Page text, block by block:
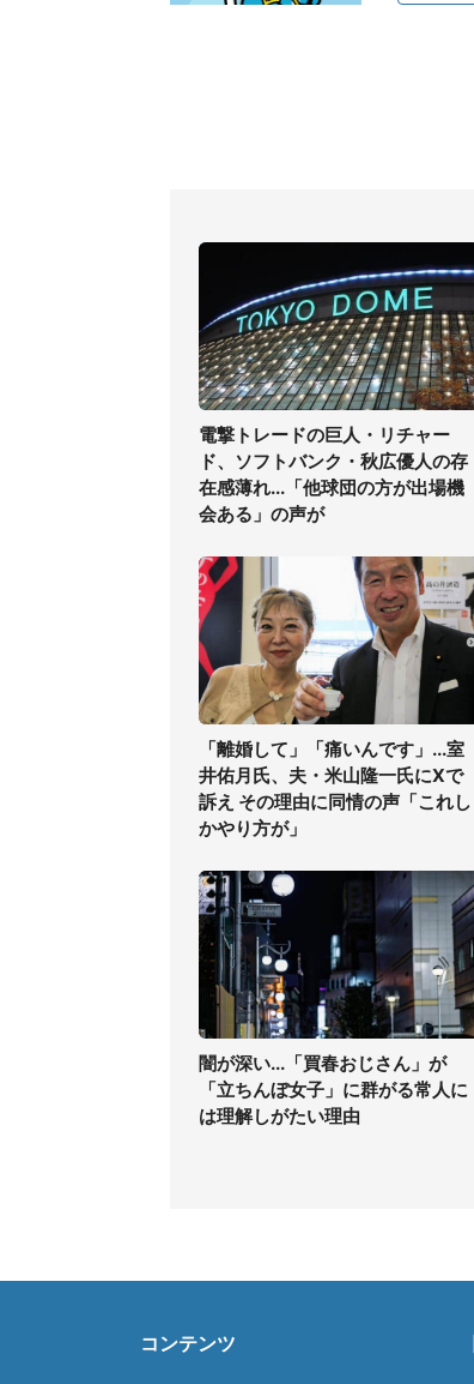
電撃トレードの巨人・リチャー
ド、ソフトバンク・秋広優人の存
在感薄れ...「他球団の方が出場機
会ある」の声が
「離婚して」「痛いんです」...室
井佑月氏、夫・米山隆一氏にXで
訴え その理由に同情の声「これし
かやり方が」
闇が深い...「買春おじさん」が
「立ちんぼ女子」に群がる常人に
は理解しがたい理由
コンテンツ